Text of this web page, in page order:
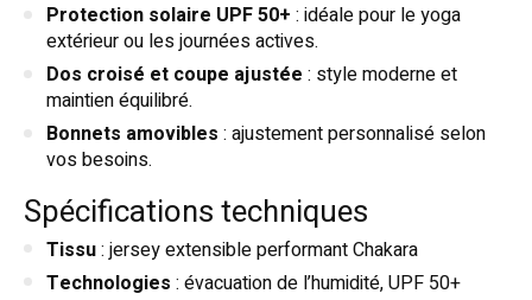
Protection solaire UPF 50+ : idéale pour le yoga
extérieur ou les journées actives.
Dos croisé et coupe ajustée : style moderne et
maintien équilibré.
Bonnets amovibles : ajustement personnalisé selon
vos besoins.
Spécifications techniques
Tissu: jersey extensible performant Chakara
Technologies : évacuation de l’humidité, UPF 50+